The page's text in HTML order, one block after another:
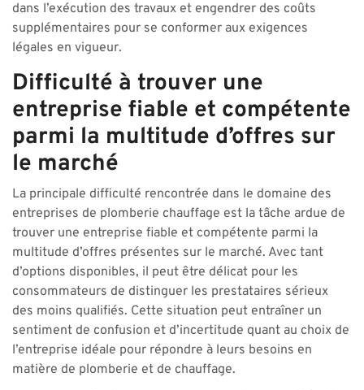
dans l’exécution des travaux et engendrer des coûts
supplémentaires pour se conformer aux exigences
légales en vigueur.
Difficulté à trouver une
entreprise fiable et compétente
parmi la multitude d’offres sur
le marché
La principale difficulté rencontrée dans le domaine des
entreprises de plomberie chauffage est la tâche ardue de
trouver une entreprise fiable et compétente parmi la
multitude d’offres présentes sur le marché. Avec tant
d’options disponibles, il peut être délicat pour les
consommateurs de distinguer les prestataires sérieux
des moins qualifiés. Cette situation peut entraîner un
sentiment de confusion et d’incertitude quant au choix de
l’entreprise idéale pour répondre à leurs besoins en
matière de plomberie et de chauffage.